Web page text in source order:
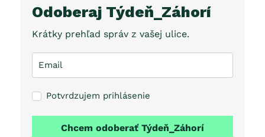
Odoberaj Týdeň_Záhorí
Krátky prehľad správ z vašej ulice.
Potvrdzujem prihlásenie
Chcem odoberať Týdeň_Záhorí